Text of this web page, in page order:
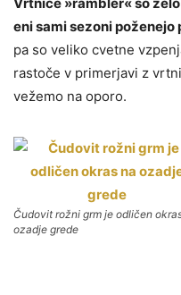
eni sami sezoni poženejo
pa so veliko cvetne
rastoče v primerjavi z
vežemo na oporo.
Čudovit rožni grm je odličen
ozadje grede